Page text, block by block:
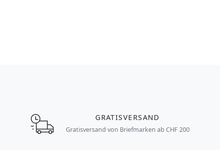
GRATISVERSAND
Gratisversand von Briefmarken ab CHF 200